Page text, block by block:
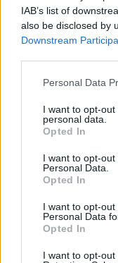
IAB’s list of
also be disclosed by
Downstream
Personal Data
I want to opt-
personal data.
Opted In
I want to opt-
Personal Data.
Opted In
I want to opt-
Personal Data
Opted In
I want to opt-out